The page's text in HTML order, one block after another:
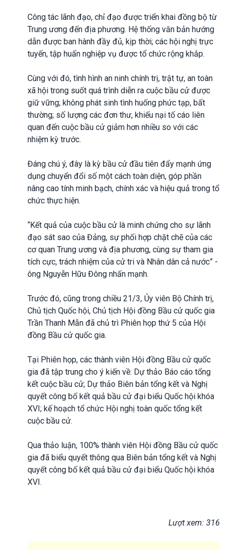
Công tác lãnh đạo, chỉ đạo được triển khai đồng bộ từ
Trung ương đến địa phương. Hệ thống văn bản hướng
dẫn được ban hành đầy đủ, kịp thời; các hội nghị trực
tuyến, tập huấn nghiệp vụ được tổ chức rộng khắp.
Cùng với đó, tình hình an ninh chính trị, trật tự, an toàn
xã hội trong suốt quá trình diễn ra cuộc bầu cử được
giữ vững; không phát sinh tình huống phức tạp, bất
thường; số lượng các đơn thư, khiếu nại tố cáo liên
quan đến cuộc bầu cử giảm hơn nhiều so với các
nhiệm kỳ trước.
Đáng chú ý, đây là kỳ bầu cử đầu tiên đẩy mạnh ứng
dụng chuyển đổi số một cách toàn diện, góp phần
nâng cao tính minh bạch, chính xác và hiệu quả trong tổ
chức thực hiện.
“Kết quả của cuộc bầu cử là minh chứng cho sự lãnh
đạo sát sao của Đảng, sự phối hợp chặt chẽ của các
cơ quan Trung ương và địa phương, cùng sự tham gia
tích cực, trách nhiệm của cử tri và Nhân dân cả nước” -
ông Nguyễn Hữu Đông nhấn mạnh.
Trước đó, cũng trong chiều 21/3, Ủy viên Bộ Chính trị,
Chủ tịch Quốc hội, Chủ tịch Hội đồng Bầu cử quốc gia
Trần Thanh Mẫn đã chủ trì Phiên họp thứ 5 của Hội
đồng Bầu cử quốc gia.
Tại Phiên họp, các thành viên Hội đồng Bầu cử quốc
gia đã tập trung cho ý kiến về: Dự thảo Báo cáo tổng
kết cuộc bầu cử; Dự thảo Biên bản tổng kết và Nghị
quyết công bố kết quả bầu cử đại biểu Quốc hội khóa
XVI; kế hoạch tổ chức Hội nghị toàn quốc tổng kết
cuộc bầu cử.
Qua thảo luận, 100% thành viên Hội đồng Bầu cử quốc
gia đã biểu quyết thông qua Biên bản tổng kết và Nghị
quyết công bố kết quả bầu cử đại biểu Quốc hội khóa
XVI.
Lượt xem: 316